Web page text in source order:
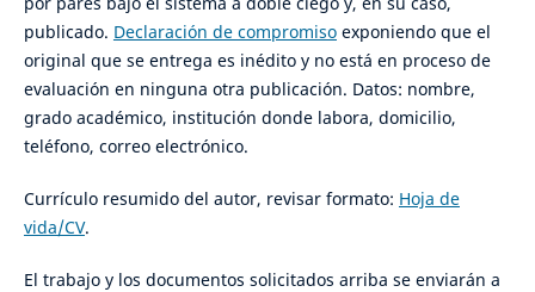
publicado. Declaración de compromisoexponiendo que el
original que se entrega es inédito y no está en proceso de
evaluación en ninguna otra publicación. Datos: nombre,
grado académico, institución donde labora, domicilio,
teléfono, correo electrónico.
Currículo resumido del autor, revisar formato: Hoja de
vida/CV.
El trabajo y los documentos solicitados arriba se enviarán a